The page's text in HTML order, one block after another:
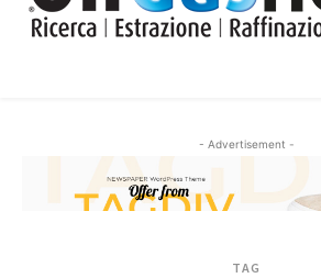
- Advertisement -
TAG